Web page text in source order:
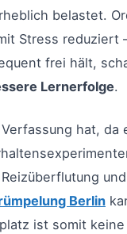
belastet.
Stress reduziert
frei hält,
Lernerfolge.
hat, da
Berlin
ist somit